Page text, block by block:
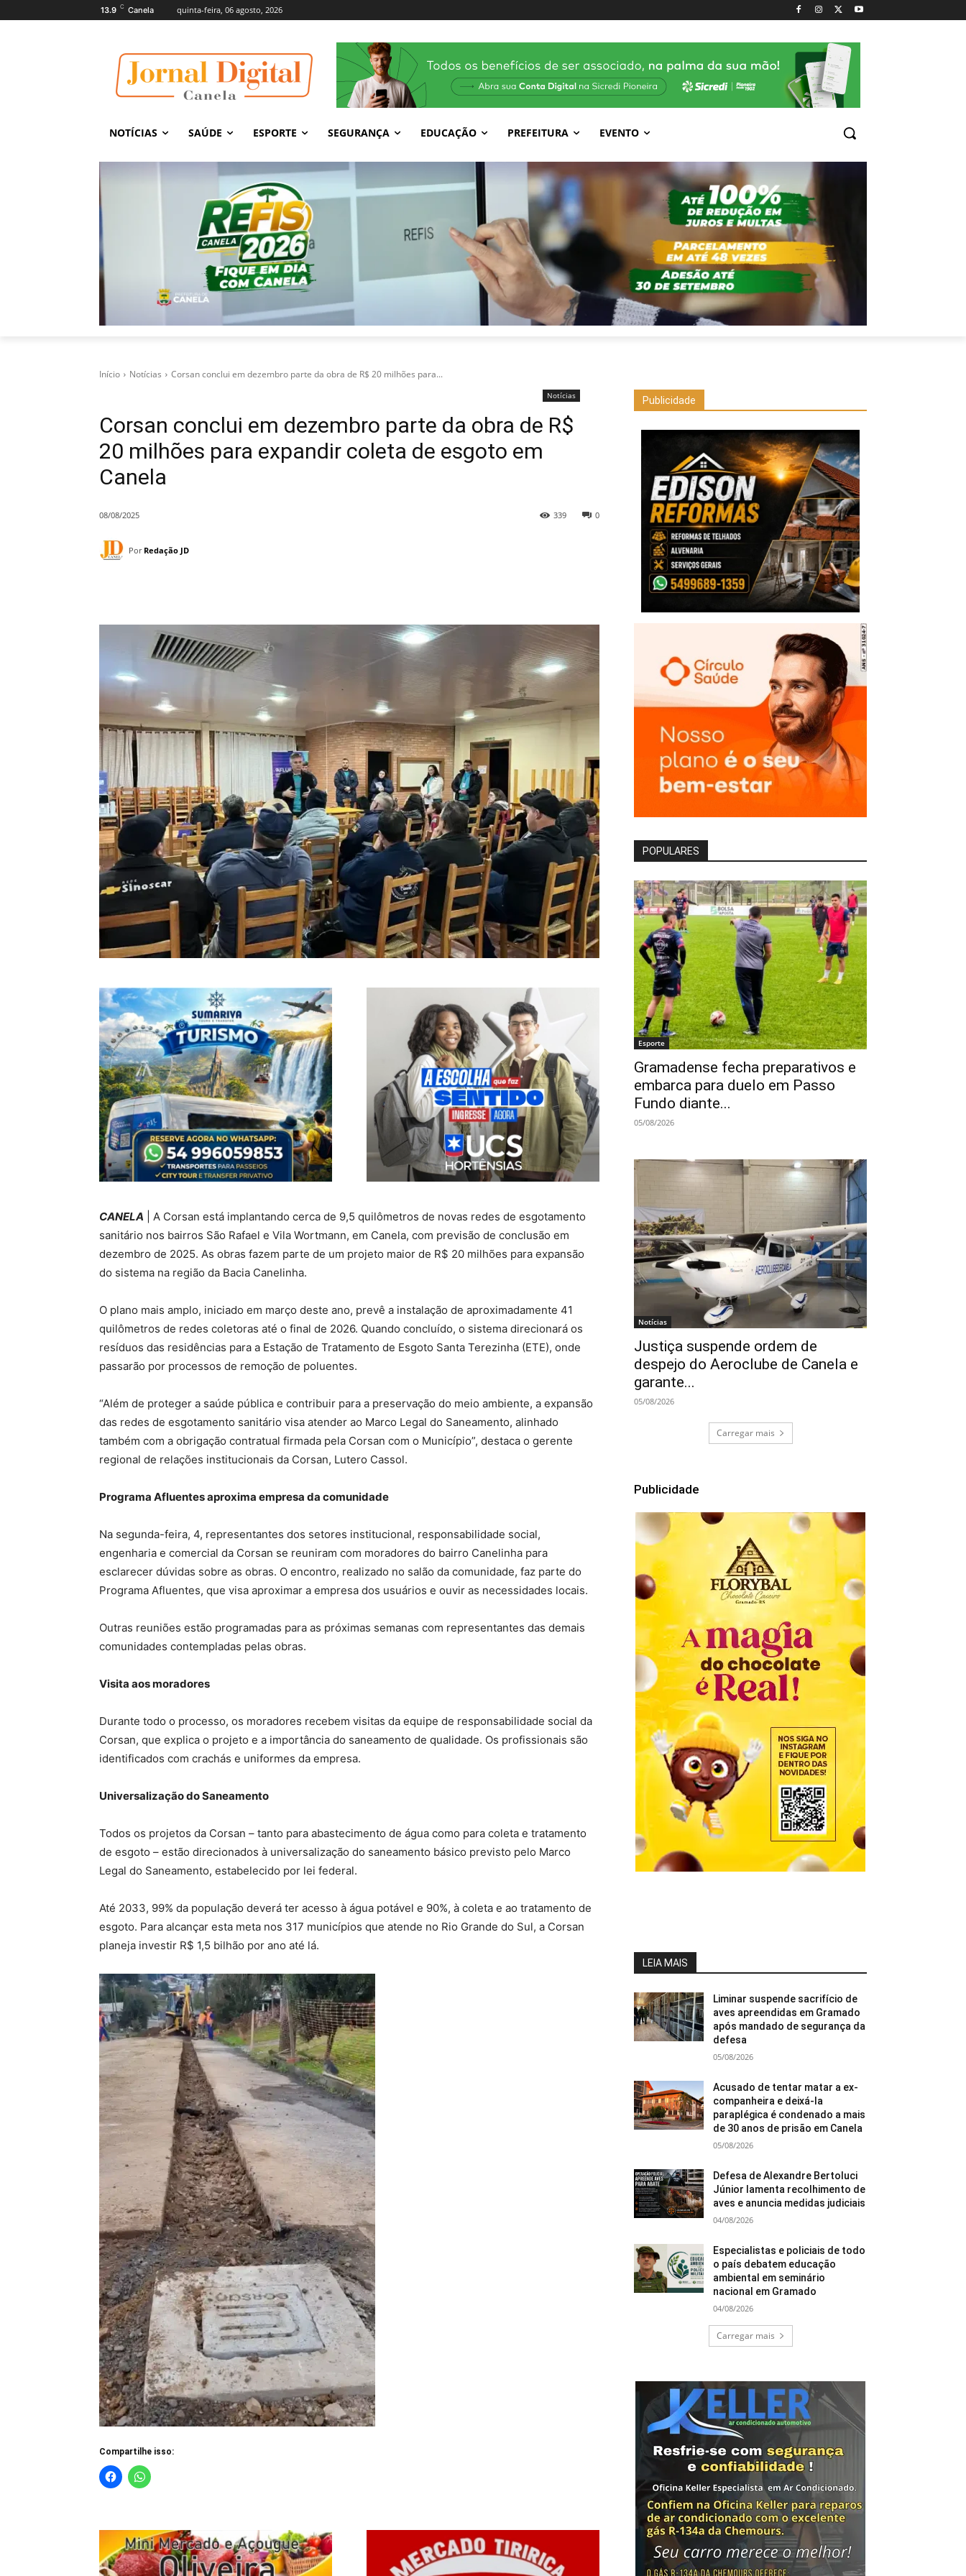
13.9 C Canela quinta-feira, 06 agosto, 2026
NOTÍCIAS SAÚDE ESPORTE SEGURANÇA EDUCAÇÃO PREFEITURA EVENTO
Início Notícias Corsan conclui em dezembro parte da obra de R$ 20 milhões para...
Notícias
Corsan conclui em dezembro parte da obra de R$
20 milhões para expandir coleta de esgoto em
Canela
08/08/2025 0
339
Por Redação JD
CANELA | A Corsan está implantando cerca de 9,5 quilômetros de novas redes de esgotamento
sanitário nos bairros São Rafael e Vila Wortmann, em Canela, com previsão de conclusão em
dezembro de 2025. As obras fazem parte de um projeto maior de R$ 20 milhões para expansão
do sistema na região da Bacia Canelinha.
O plano mais amplo, iniciado em março deste ano, prevê a instalação de aproximadamente 41
quilômetros de redes coletoras até o final de 2026. Quando concluído, o sistema direcionará os
resíduos das residências para a Estação de Tratamento de Esgoto Santa Terezinha (ETE), onde
passarão por processos de remoção de poluentes.
“Além de proteger a saúde pública e contribuir para a preservação do meio ambiente, a expansão
das redes de esgotamento sanitário visa atender ao Marco Legal do Saneamento, alinhado
também com a obrigação contratual firmada pela Corsan com o Município”, destaca o gerente
regional de relações institucionais da Corsan, Lutero Cassol.
Programa Afluentes aproxima empresa da comunidade
Na segunda-feira, 4, representantes dos setores institucional, responsabilidade social,
engenharia e comercial da Corsan se reuniram com moradores do bairro Canelinha para
esclarecer dúvidas sobre as obras. O encontro, realizado no salão da comunidade, faz parte do
Programa Afluentes, que visa aproximar a empresa dos usuários e ouvir as necessidades locais.
Outras reuniões estão programadas para as próximas semanas com representantes das demais
comunidades contempladas pelas obras.
Visita aos moradores
Durante todo o processo, os moradores recebem visitas da equipe de responsabilidade social da
Corsan, que explica o projeto e a importância do saneamento de qualidade. Os profissionais são
identificados com crachás e uniformes da empresa.
Universalização do Saneamento
Todos os projetos da Corsan – tanto para abastecimento de água como para coleta e tratamento
de esgoto – estão direcionados à universalização do saneamento básico previsto pelo Marco
Legal do Saneamento, estabelecido por lei federal.
Até 2033, 99% da população deverá ter acesso à água potável e 90%, à coleta e ao tratamento de
esgoto. Para alcançar esta meta nos 317 municípios que atende no Rio Grande do Sul, a Corsan
planeja investir R$ 1,5 bilhão por ano até lá.
Compartilhe isso:
Publicidade
POPULARES
Esporte
Gramadense fecha preparativos e
embarca para duelo em Passo
Fundo diante...
05/08/2026
Notícias
Justiça suspende ordem de
despejo do Aeroclube de Canela e
garante...
05/08/2026
Carregar mais
Publicidade
LEIA MAIS
Liminar suspende sacrifício de
aves apreendidas em Gramado
após mandado de segurança da
defesa
05/08/2026
Acusado de tentar matar a ex-
companheira e deixá-la
paraplégica é condenado a mais
de 30 anos de prisão em Canela
05/08/2026
Defesa de Alexandre Bertoluci
Júnior lamenta recolhimento de
aves e anuncia medidas judiciais
04/08/2026
Especialistas e policiais de todo
o país debatem educação
ambiental em seminário
nacional em Gramado
04/08/2026
Carregar mais